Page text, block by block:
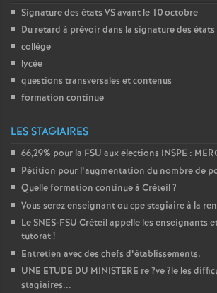
Signature des états VSavant le 10 octobre
Du retard à prévoir dans la signature des états
collège
lycée
questions transversales et contenus
formation continue
LES STAGIAIRES
66,29% pour la FSU aux élections INSPE :
Pétition pour l’augmentation du nombre de
Quelle formation continue à Créteil?
Vous serez enseignant ou cpe stagiaire à la
LeSNES-FSU Créteil appelle les enseignants
tutorat!
Entretien avec des chefs d’établissements.
UNE ETUDE DU MINISTERE re?ve?le les
stagiaires...